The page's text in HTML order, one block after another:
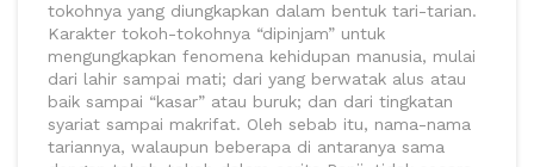
tokohnya yang diungkapkan dalam bentuk tari-tarian.
Karakter tokoh-tokohnya “dipinjam” untuk
mengungkapkan fenomena kehidupan manusia, mulai
dari lahir sampai mati; dari yang berwatak alus atau
baik sampai “kasar” atau buruk; dan dari tingkatan
syariat sampai makrifat. Oleh sebab itu, nama-nama
tariannya, walaupun beberapa di antaranya sama